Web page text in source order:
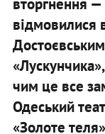
вторгнення —
відмовилися
чим це все
Одеський
«Золоте